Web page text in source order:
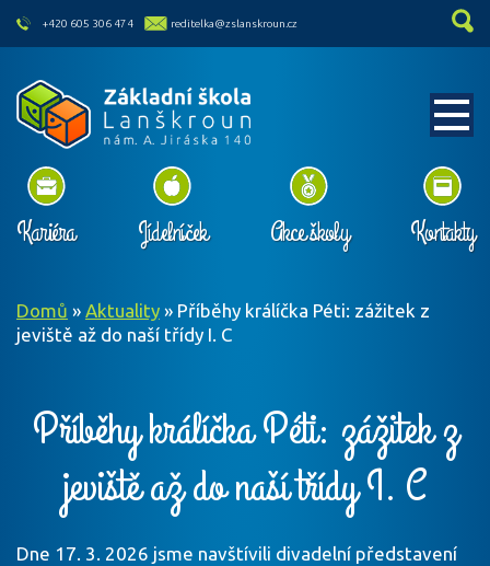
skip to main content
+420 605 306 474 reditelka@zslanskroun.cz
Kariéra Jídelníček Akce školy Kontakty
Domů » Aktuality » Příběhy králíčka Péti: zážitek z
jeviště až do naší třídy I. C
Příběhy králíčka Péti: zážitek z
jeviště až do naší třídy I. C
Dne 17. 3. 2026 jsme navštívili divadelní představení